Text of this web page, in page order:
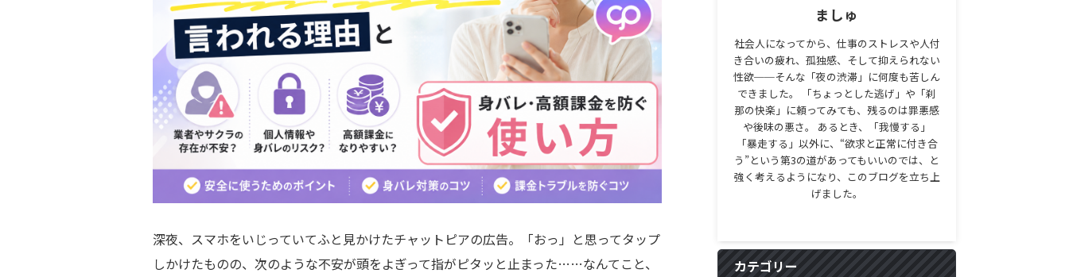
深夜、スマホをいじっていてふと見かけたチャットピアの広告。「おっ」と思ってタップ
しかけたものの、次のような不安が頭をよぎって指がピタッと止まった……なんてこと、
ましゅ
社会人になってから、仕事のストレスや人付
き合いの疲れ、孤独感、そして抑えられない
性欲──そんな「夜の渋滞」に何度も苦しん
できました。 「ちょっとした逃げ」や「刹
那の快楽」に頼ってみても、残るのは罪悪感
や後味の悪さ。 あるとき、「我慢する」
「暴走する」以外に、“欲求と正常に付き合
う”という第3の道があってもいいのでは、と
強く考えるようになり、このブログを立ち上
げました。
カテゴリー